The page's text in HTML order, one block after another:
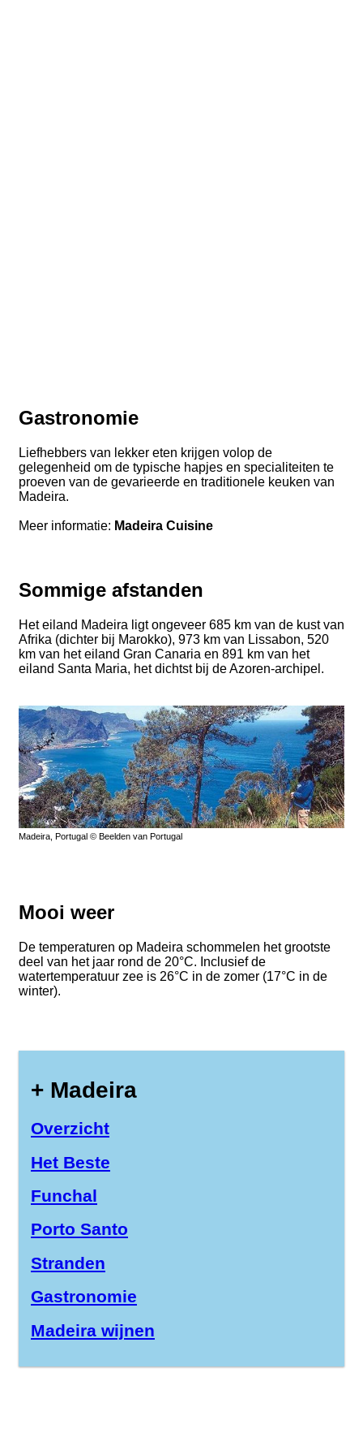
Gastronomie
Liefhebbers van lekker eten krijgen volop de
gelegenheid om de typische hapjes en specialiteiten te
proeven van de gevarieerde en traditionele keuken van
Madeira.
Meer informatie: Madeira Cuisine
Sommige afstanden
Het eiland Madeira ligt ongeveer 685 km van de kust van
Afrika (dichter bij Marokko), 973 km van Lissabon, 520
km van het eiland Gran Canaria en 891 km van het
eiland Santa Maria, het dichtst bij de Azoren-archipel.
Madeira, Portugal © Beelden van Portugal
Mooi weer
De temperaturen op Madeira schommelen het grootste
deel van het jaar rond de 20°C. Inclusief de
watertemperatuur zee is 26°C in de zomer (17°C in de
winter).
+ Madeira
Overzicht
Het Beste
Funchal
Porto Santo
Stranden
Gastronomie
Madeira wijnen